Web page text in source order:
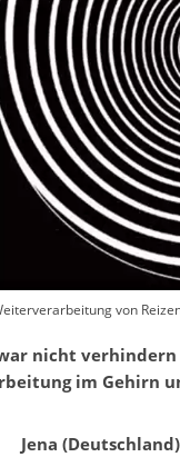
von
nicht
im Gehirn
Jena